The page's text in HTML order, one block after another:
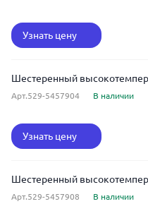
Узнать цену
Шестеренный
Арт.529-5457904 В наличии
Узнать цену
Шестеренный
Арт.529-5457908 В наличии